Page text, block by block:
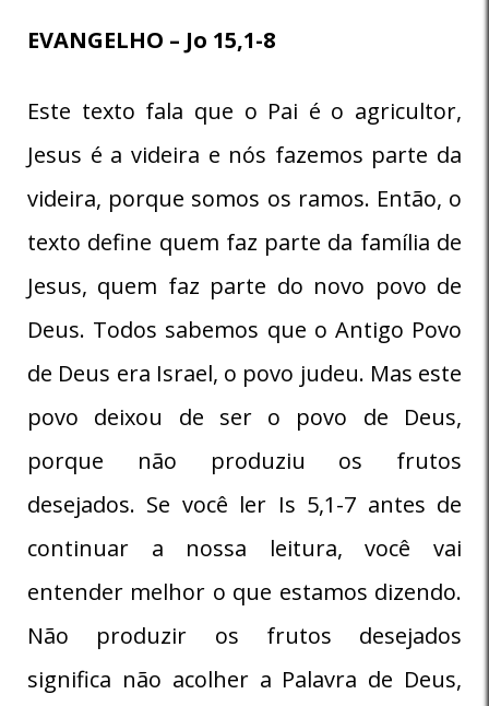
EVANGELHO – Jo 15,1-8
Este texto fala que o Pai é o agricultor,
Jesus é a videira e nós fazemos parte da
videira, porque somos os ramos. Então, o
texto define quem faz parte da família de
Jesus, quem faz parte do novo povo de
Deus. Todos sabemos que o Antigo Povo
de Deus era Israel, o povo judeu. Mas este
povo deixou de ser o povo de Deus,
porque não produziu os frutos
desejados. Se você ler Is 5,1-7 antes de
continuar a nossa leitura, você vai
entender melhor o que estamos dizendo.
Não produzir os frutos desejados
significa não acolher a Palavra de Deus,